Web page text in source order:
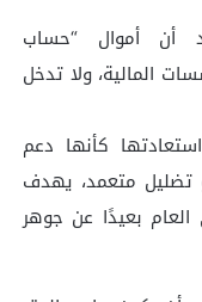
أن أموال “حساب
المالية، ولا تدخل
كأنها دعم
تضليل متعمد، يهدف
بعيدًا عن جوهر